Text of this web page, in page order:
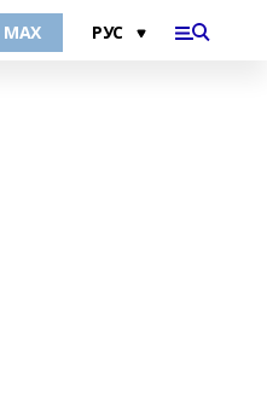
МАХ